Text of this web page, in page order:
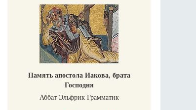
Память апостола Иакова, брата
Господня
Аббат Эльфрик Грамматик